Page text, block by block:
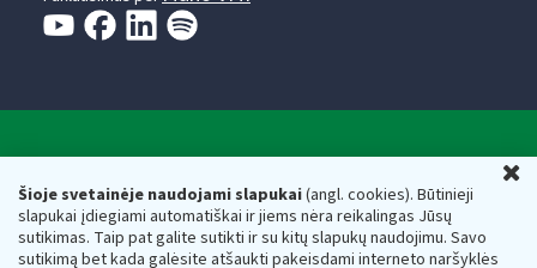
Šioje svetainėje naudojami slapukai(angl. cookies). Būtinieji
slapukai įdiegiami automatiškai ir jiems nėra reikalingas Jūsų
sutikimas. Taip pat galite sutikti ir su kitų slapukų naudojimu. Savo
sutikimą bet kada galėsite atšaukti pakeisdami interneto naršyklės
Valstybinė mokesčių inspekcija prie Lietuvos
Respublikos finansų ministerijos
Biudžetinė įstaiga. Juridinio asmens kodas — 188659752,
adresas: Vasario 16-osios g. 14, 01107 Vilnius, Lietuva, el.paštas: